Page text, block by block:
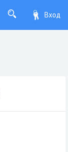
Вход